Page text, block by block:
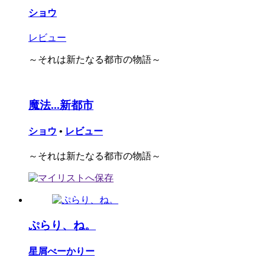
ショウ
レビュー
～それは新たなる都市の物語～
魔法...新都市
ショウ • レビュー
～それは新たなる都市の物語～
ぷらり、ね。
星屑べーかりー